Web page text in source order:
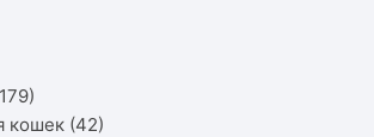
кошек (42)